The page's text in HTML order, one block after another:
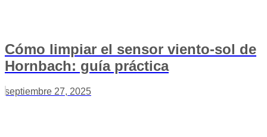
Cómo limpiar el sensor viento-sol de
Hornbach: guía práctica
septiembre 27, 2025